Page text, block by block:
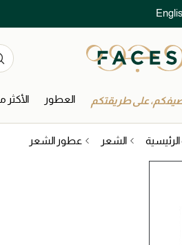
المختارة بعناية
على طريقتكم العطور الأكثر
الشعر عطور الشعر